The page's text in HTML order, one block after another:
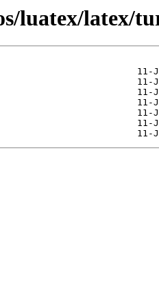
luatex/latex/